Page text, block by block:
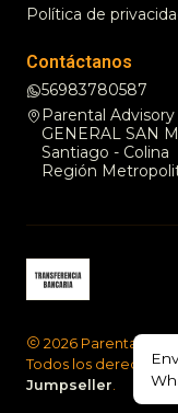
Política de
Contáctanos
56983780587
Parental Advisory
GENERAL SAN
Santiago - Colina
Región
2026 Parental
Todos los derechos
Jumpseller